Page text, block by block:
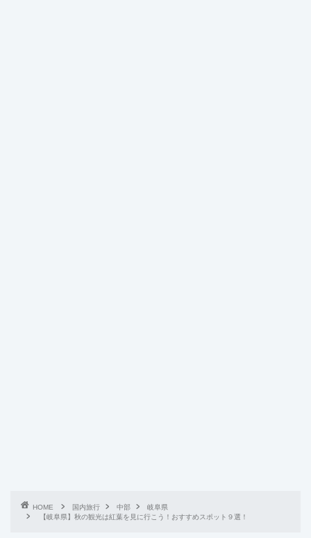
HOME 国内旅行 中部
岐阜県
【岐阜県】秋の観光は紅葉を見に行こう！おすすめスポット９選！